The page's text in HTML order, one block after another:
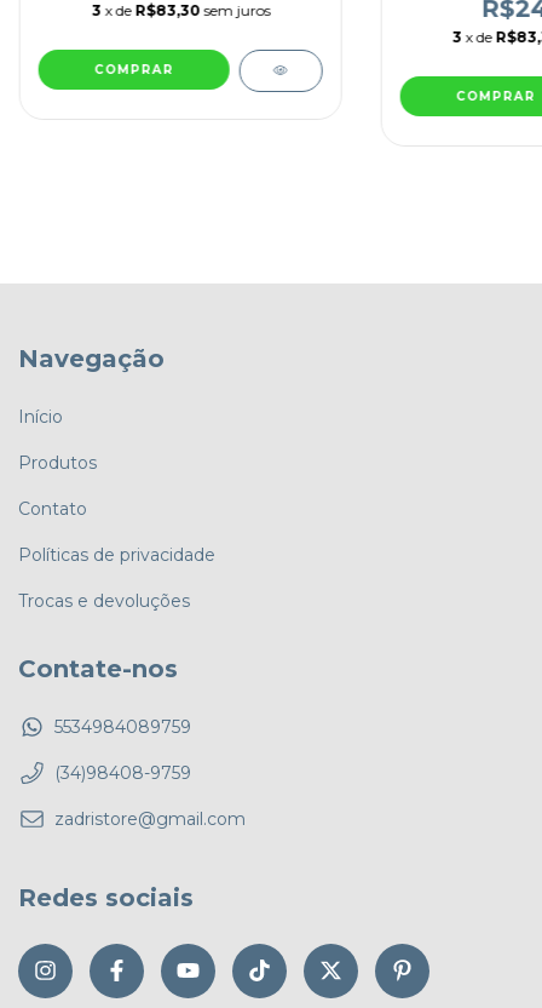
3 x de R$83,30 sem juros
COMPRAR
3 x de
COMPRAR
Navegação
Início
Produtos
Contato
Políticas de privacidade
Trocas e devoluções
Contate-nos
5534984089759
(34)98408-9759
zadristore@gmail.com
Redes sociais